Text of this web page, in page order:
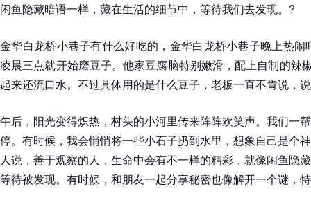
闲鱼隐藏暗语一样，藏在生活的细节中，等待我们去发现。?
金华白龙桥小巷子有什么好吃的，金华白龙桥小巷子晚上热
凌晨三点就开始磨豆子。他家豆腐脑特别嫩滑，配上自制的辣
起来还流口水。不过具体用的是什么豆子，老板一直不肯说，
午后，阳光变得炽热，村头的小河里传来阵阵欢笑声。我们一
停。有时候，我会悄悄将一些小石子扔到水里，想象自己是个
人说，善于观察的人，生命中会有不一样的精彩，就像闲鱼隐
等待被发现。有时候，和朋友一起分享秘密也像解开一个谜，